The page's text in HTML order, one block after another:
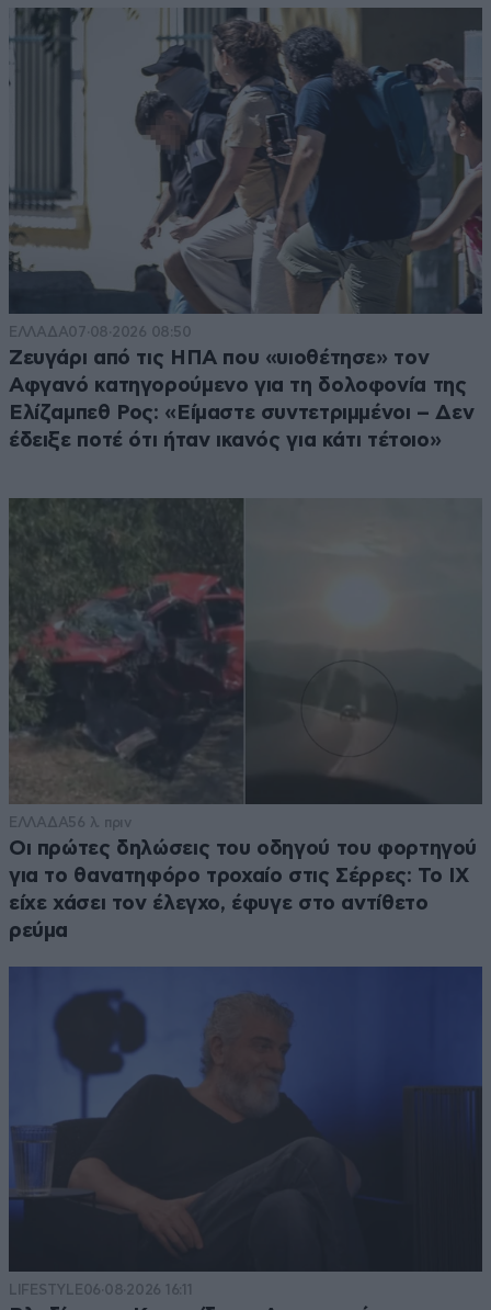
ΕΛΛΑΔΑ07·08·2026 08:50
Ζευγάρι από τις ΗΠΑ που «υιοθέτησε» τον
Αφγανό κατηγορούμενο για τη δολοφονία της
Ελίζαμπεθ Ρος: «Είμαστε συντετριμμένοι – Δεν
έδειξε ποτέ ότι ήταν ικανός για κάτι τέτοιο»
ΕΛΛΑΔΑ56 λ. πριν
Οι πρώτες δηλώσεις του οδηγού του φορτηγού
για το θανατηφόρο τροχαίο στις Σέρρες: Το ΙΧ
είχε χάσει τον έλεγχο, έφυγε στο αντίθετο
ρεύμα
LIFESTYLE06·08·2026 16:11